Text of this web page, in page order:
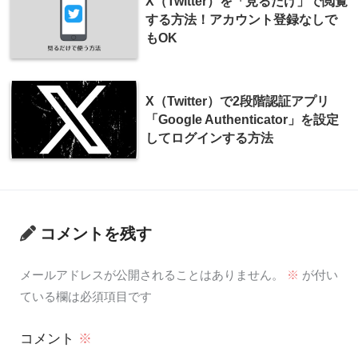
する方法！アカウント登録なしで
もOK
X（Twitter）で2段階認証アプリ
「Google Authenticator」を設定
してログインする方法
コメントを残す
メールアドレスが公開されることはありません。 ※ が付い
ている欄は必須項目です
コメント ※